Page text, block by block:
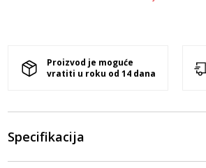
Proizvod je moguće
vratiti u roku od 14 dana
Specifikacija